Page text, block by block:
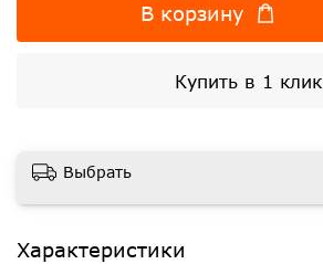
В корзину
Купить в 1 клик
Выбрать
Характеристики